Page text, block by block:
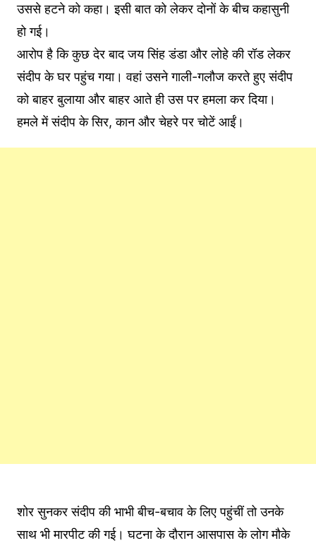
उससे हटने को कहा। इसी बात को लेकर दोनों के बीच कहासुनी
हो गई।
आरोप है कि कुछ देर बाद जय सिंह डंडा और लोहे की रॉड लेकर
संदीप के घर पहुंच गया। वहां उसने गाली-गलौज करते हुए संदीप
को बाहर बुलाया और बाहर आते ही उस पर हमला कर दिया।
हमले में संदीप के सिर, कान और चेहरे पर चोटें आईं।
शोर सुनकर संदीप की भाभी बीच-बचाव के लिए पहुंचीं तो उनके
साथ भी मारपीट की गई। घटना के दौरान आसपास के लोग मौके